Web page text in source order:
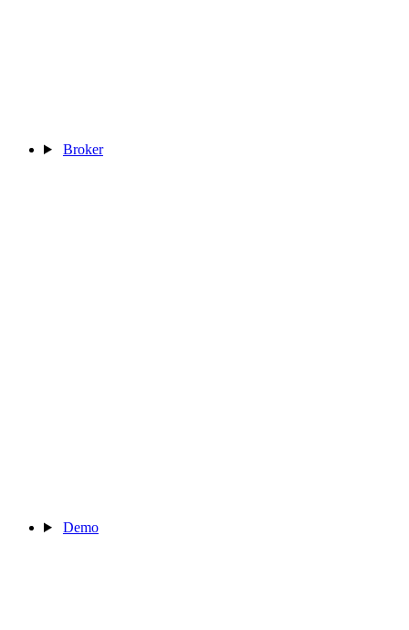
Broker
Demo